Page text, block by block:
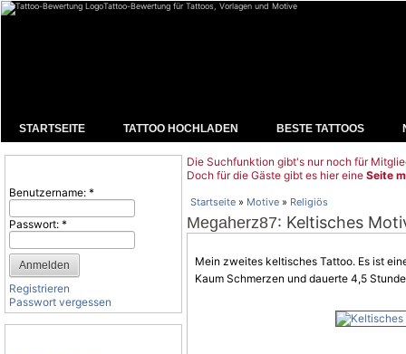
Tattoo-Bewertung für Tattoos, Vorlagen und Motive
STARTSEITE TATTOO HOCHLADEN BESTE TATTOOS
Benutzername: *
Passwort: *
Registrieren
Passwort vergessen
Die Suchfunktion gibt's nur noch für
Doch für die Gäste gibt es hier eine Seite
Startseite » Motive » Religiös
Megaherz87: Keltisches
Mein zweites keltisches Tattoo. Es ist
Kaum Schmerzen und dauerte 4,5